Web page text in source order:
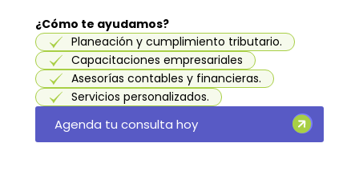
¿Cómo te ayudamos?
Planeación y cumplimiento tributario.
Capacitaciones empresariales
Asesorías contables y financieras.
Servicios personalizados.
Agenda tu consulta hoy